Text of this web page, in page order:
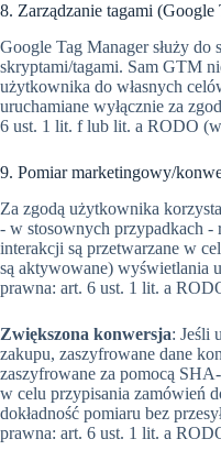
8. Zarządzanie tagami (Google
Google Tag Manager służy do
skryptami/tagami. Sam GTM
użytkownika do własnych
uruchamiane wyłącznie za
6 ust. 1 lit. f lub lit. a RODO
9. Pomiar marketingowy/
Za zgodą użytkownika
- w stosownych przypadkach -
interakcji są przetwarzane w
są aktywowane) wyświetlania
prawna: art. 6 ust. 1 lit. a
Zwiększona konwersja: Jeśli
zakupu, zaszyfrowane dane
zaszyfrowane za pomocą
w celu przypisania zamówień
dokładność pomiaru bez
prawna: art. 6 ust. 1 lit. a